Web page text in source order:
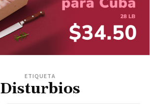
ETIQUETA
Disturbios